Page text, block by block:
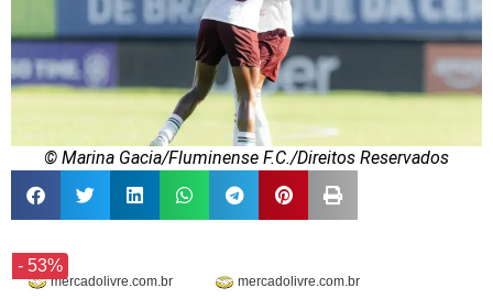
© Marina Gacia/Fluminense F.C./Direitos Reservados
- 53%
mercadolivre.com.br mercadolivre.com.br